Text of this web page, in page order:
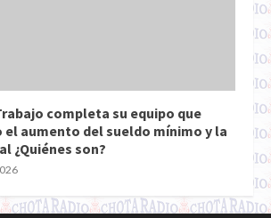
completa su equipo que
el aumento del sueldo mínimo y la
¿Quiénes son?